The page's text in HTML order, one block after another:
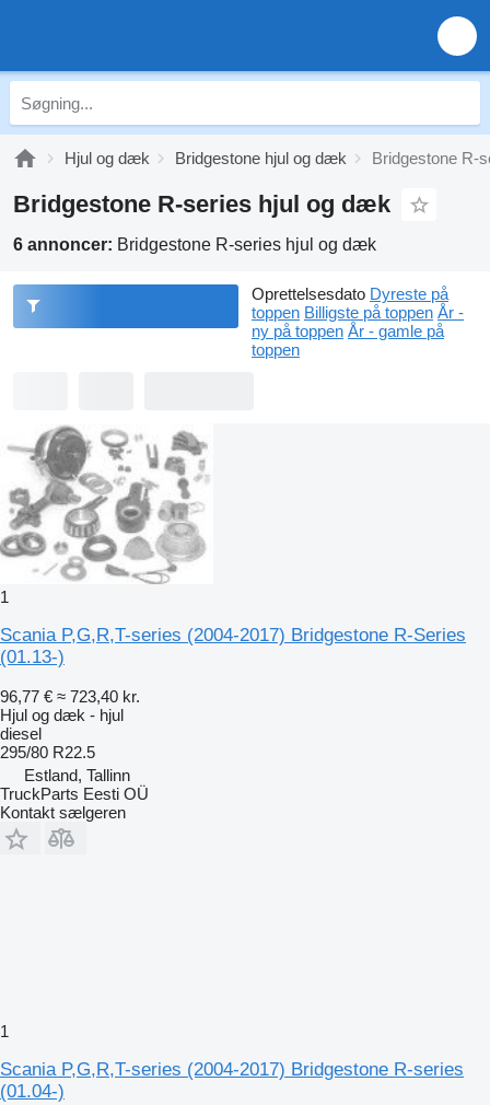
Hjul og dæk Bridgestone hjul og dæk Bridgestone R-
Bridgestone R-series hjul og dæk
6 annoncer: Bridgestone R-series hjul og dæk
Oprettelsesdato Dyreste på
toppen Billigste på toppen År -
ny på toppen År - gamle på
toppen
1
Scania P,G,R,T-series (2004-2017) Bridgestone R-Series
(01.13-)
96,77 € ≈ 723,40 kr.
Hjul og dæk - hjul
diesel
295/80 R22.5
Estland, Tallinn
TruckParts Eesti OÜ
Kontakt sælgeren
1
Scania P,G,R,T-series (2004-2017) Bridgestone R-series
(01.04-)